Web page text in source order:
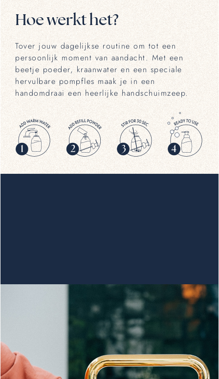
Hoe werkt het?
Tover jouw dagelijkse routine om tot een
persoonlijk moment van aandacht. Met een
beetje poeder, kraanwater en een speciale
hervulbare pompfles maak je in een
handomdraai een heerlijke handschuimzeep.